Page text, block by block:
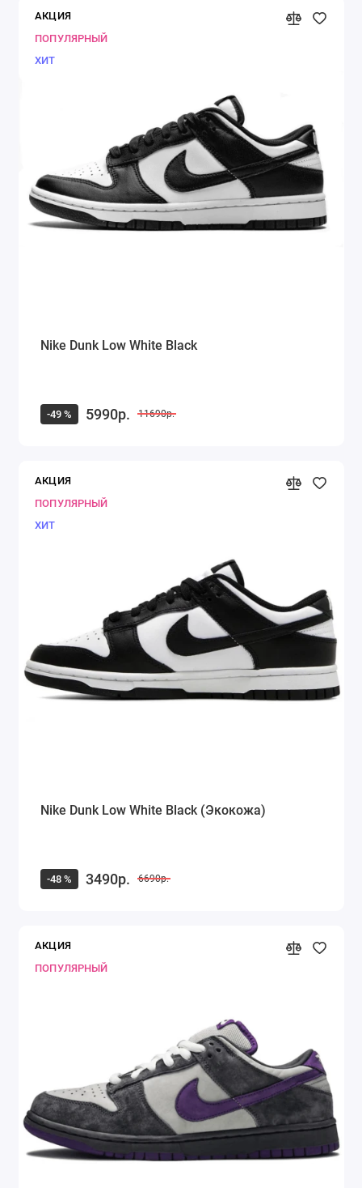
АКЦИЯ
ПОПУЛЯРНЫЙ
ХИТ
Nike Dunk Low White Black
-49 % 5990р. 11690р.
АКЦИЯ
ПОПУЛЯРНЫЙ
ХИТ
Nike Dunk Low White Black (Экокожа)
-48 % 3490р. 6690р.
АКЦИЯ
ПОПУЛЯРНЫЙ